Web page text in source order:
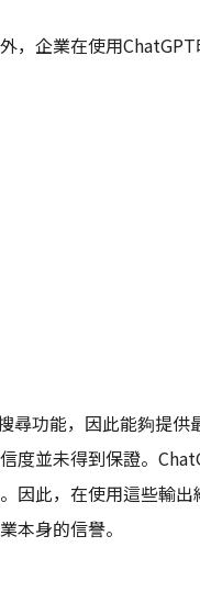
，企業在使用
尋功能，因此能夠提
度並未得到保證。
因此，在使用這些輸
本身的信譽。